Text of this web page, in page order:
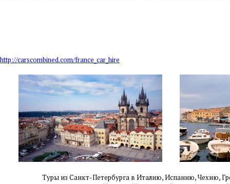
http://carscombined.com/france_car_hire
Туры из Санкт-Петербурга в Италию, Испанию, Чехию,